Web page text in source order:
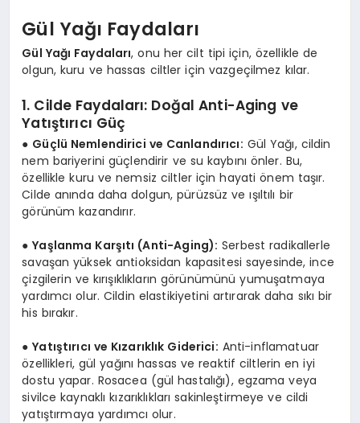
Gül Yağı Faydaları
Gül Yağı Faydaları, onu her cilt tipi için, özellikle de
olgun, kuru ve hassas ciltler için vazgeçilmez kılar.
1. Cilde Faydaları: Doğal Anti-Aging ve
Yatıştırıcı Güç
● Güçlü Nemlendirici ve Canlandırıcı: Gül Yağı, cildin
nem bariyerini güçlendirir ve su kaybını önler. Bu,
özellikle kuru ve nemsiz ciltler için hayati önem taşır.
Cilde anında daha dolgun, pürüzsüz ve ışıltılı bir
görünüm kazandırır.
●Yaşlanma Karşıtı (Anti-Aging): Serbest radikallerle
savaşan yüksek antioksidan kapasitesi sayesinde, ince
çizgilerin ve kırışıklıkların görünümünü yumuşatmaya
yardımcı olur. Cildin elastikiyetini artırarak daha sıkı bir
his bırakır.
●Yatıştırıcı ve Kızarıklık Giderici: Anti-inflamatuar
özellikleri, gül yağını hassas ve reaktif ciltlerin en iyi
dostu yapar. Rosacea (gül hastalığı), egzama veya
sivilce kaynaklı kızarıklıkları sakinleştirmeye ve cildi
yatıştırmaya yardımcı olur.